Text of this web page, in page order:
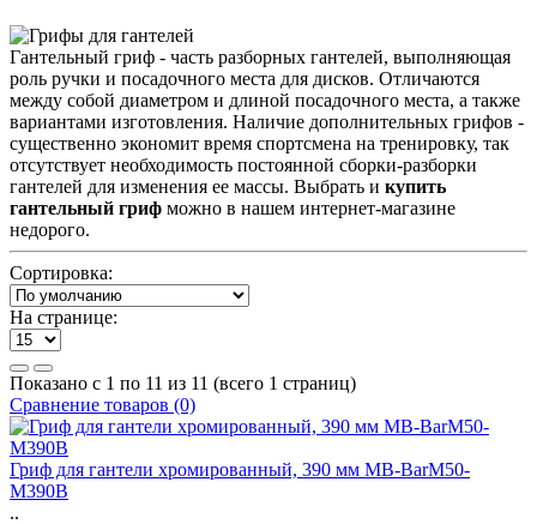
Гантельный гриф - часть разборных гантелей, выполняющая
роль ручки и посадочного места для дисков. Отличаются
между собой диаметром и длиной посадочного места, а также
вариантами изготовления. Наличие дополнительных грифов -
существенно экономит время спортсмена на тренировку, так
отсутствует необходимость постоянной сборки-разборки
гантелей для изменения ее массы. Выбрать и купить
гантельный гриф можно в нашем интернет-магазине
недорого.
Сортировка:
На странице:
Показано с 1 по 11 из 11 (всего 1 страниц)
Сравнение товаров (0)
Гриф для гантели хромированный, 390 мм MB-BarM50-
M390B
..